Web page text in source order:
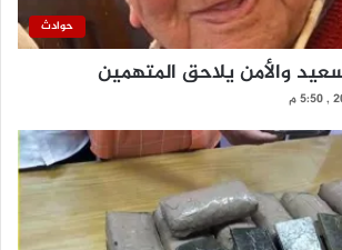
حوادث
والأمن يلاحق المتهمين